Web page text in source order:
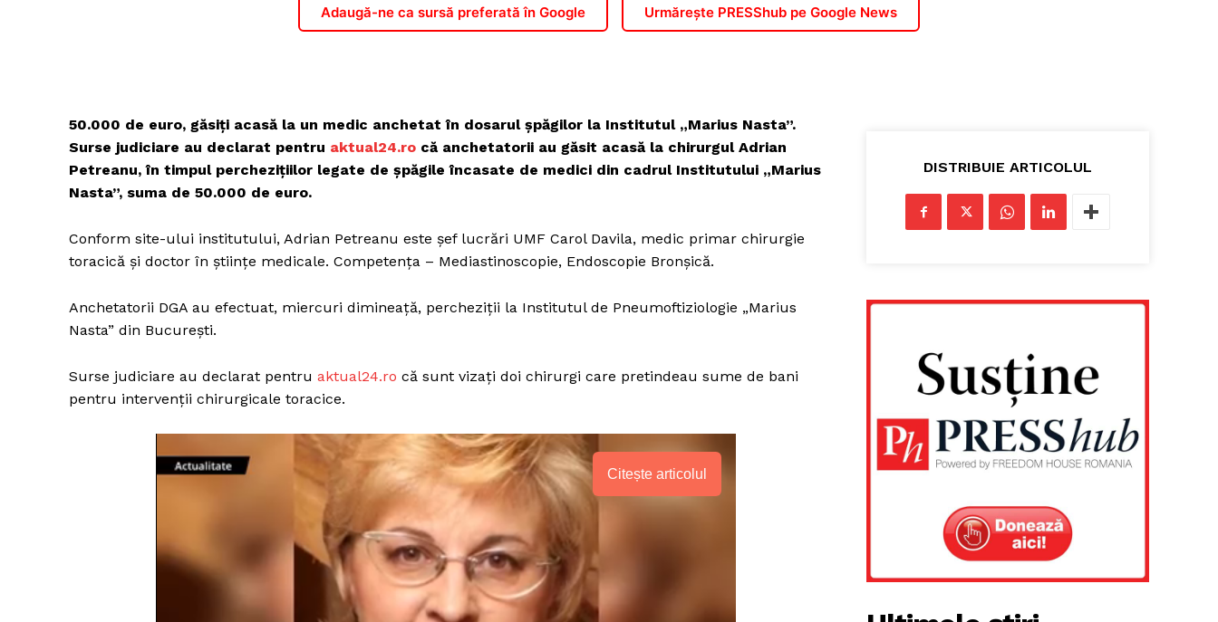
Adaugă-ne ca sursă preferată în Google Urmărește PRESShub pe Google News
50.000 de euro, găsiți acasă la un medic anchetat în dosarul șpăgilor la Institutul „Marius Nasta”.
Surse judiciare au declarat pentru aktual24.ro că anchetatorii au găsit acasă la chirurgul Adrian
Petreanu, în timpul perchezițiilor legate de șpăgile încasate de medici din cadrul Institutului „Marius
Nasta”, suma de 50.000 de euro.
Conform site-ului institutului, Adrian Petreanu este șef lucrări UMF Carol Davila, medic primar chirurgie
toracică și doctor în științe medicale. Competența – Mediastinoscopie, Endoscopie Bronșică.
Anchetatorii DGA au efectuat, miercuri dimineață, percheziții la Institutul de Pneumoftiziologie „Marius
Nasta” din București.
Surse judiciare au declarat pentru aktual24.ro că sunt vizați doi chirurgi care pretindeau sume de bani
pentru intervenții chirurgicale toracice.
Citește articolul
DISTRIBUIE ARTICOLUL